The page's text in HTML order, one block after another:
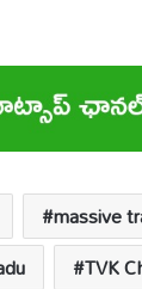
massive
TVK